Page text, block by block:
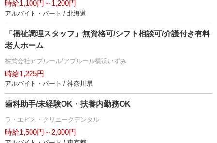
時給1,100円～1,200円
アルバイト・パート / 北海道
「福祉調理スタッフ」無資格可/シフト相談可/介護付き有料
老人ホーム
株式会社アプルール/アプルール横浜いずみ
時給1,225円
アルバイト・パート / 神奈川県
歯科助手/未経験OK・扶養内勤務OK
ラ・エビス・クリニークデンタル
時給1,500円～2,000円